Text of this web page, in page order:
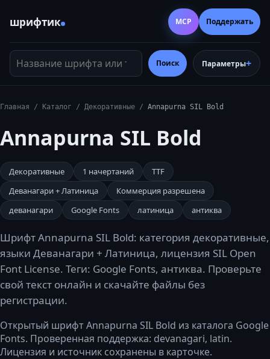
шрифтик
Название шрифта или тег
Поиск Параметры
MCP Поддержать
Главная / Каталог / Декоративные / Annapurna SIL Bold
Annapurna SIL Bold
Декоративные 1 начертаний
TTF
Деванагари + Латиница
Коммерция разрешена
деванагари
Google Fonts латиница антиква
Шрифт Annapurna SIL Bold: категория декоративные,
языки Деванагари + Латиница, лицензия SIL Open
Font License. Теги: Google Fonts, антиква. Проверьте
свой текст онлайн и скачайте файлы без
регистрации.
Открытый шрифт Annapurna SIL Bold из каталога Google
Fonts. Проверенная поддержка: devanagari, latin.
Лицензия и источник сохранены в карточке.